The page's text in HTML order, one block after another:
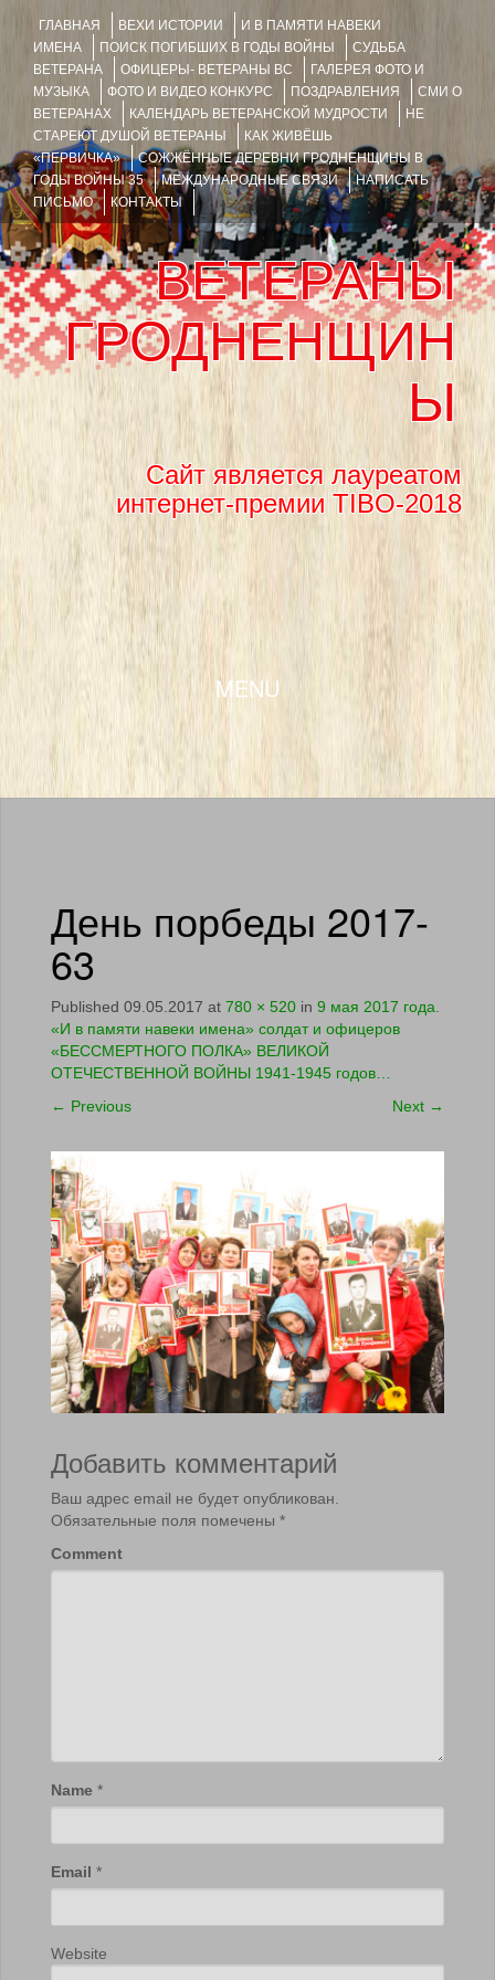
ГЛАВНАЯ ВЕХИ ИСТОРИИ
И В ПАМЯТИ НАВЕКИ
ИМЕНА
ПОИСК ПОГИБШИХ В ГОДЫ ВОЙНЫ
СУДЬБА
ВЕТЕРАНА
ОФИЦЕРЫ- ВЕТЕРАНЫ ВС
ГАЛЕРЕЯ ФОТО И
МУЗЫКА
ФОТО И ВИДЕО КОНКУРС ПОЗДРАВЛЕНИЯ
СМИ О
ВЕТЕРАНАХ
КАЛЕНДАРЬ ВЕТЕРАНСКОЙ МУДРОСТИ
НЕ
СТАРЕЮТ ДУШОЙ ВЕТЕРАНЫ
КАК ЖИВЁШЬ
«ПЕРВИЧКА»
СОЖЖЁННЫЕ ДЕРЕВНИ ГРОДНЕНЩИНЫ В
ГОДЫ ВОЙНЫ 35
МЕЖДУНАРОДНЫЕ СВЯЗИ
НАПИСАТЬ
ПИСЬМО
КОНТАКТЫ
ВЕТЕРАНЫ
ГРОДНЕНЩИН
Ы
Сайт является лауреатом
интернет-премии TIBO-2018
MENU
День порбеды 2017-
63
Published 09.05.2017 at 780 × 520 in 9 мая 2017 года.
«И в памяти навеки имена» солдат и офицеров
«БЕССМЕРТНОГО ПОЛКА» ВЕЛИКОЙ
ОТЕЧЕСТВЕННОЙ ВОЙНЫ 1941-1945 годов…
← Previous Next →
Добавить комментарий
Ваш адрес email не будет опубликован.
Обязательные поля помечены *
Comment
Name *
Email *
Website